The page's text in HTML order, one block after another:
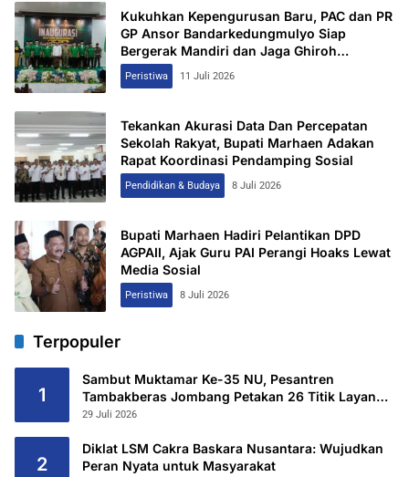
Kukuhkan Kepengurusan Baru, PAC dan PR
GP Ansor Bandarkedungmulyo Siap
Bergerak Mandiri dan Jaga Ghiroh
Perjuangan
Peristiwa 11 Juli 2026
Tekankan Akurasi Data Dan Percepatan
Sekolah Rakyat, Bupati Marhaen Adakan
Rapat Koordinasi Pendamping Sosial
Pendidikan & Budaya 8 Juli 2026
Bupati Marhaen Hadiri Pelantikan DPD
AGPAII, Ajak Guru PAI Perangi Hoaks Lewat
Media Sosial
Peristiwa 8 Juli 2026
Terpopuler
1
Sambut Muktamar Ke-35 NU, Pesantren
Tambakberas Jombang Petakan 26 Titik Layanan
Utama
29 Juli 2026
2
Diklat LSM Cakra Baskara Nusantara: Wujudkan
Peran Nyata untuk Masyarakat